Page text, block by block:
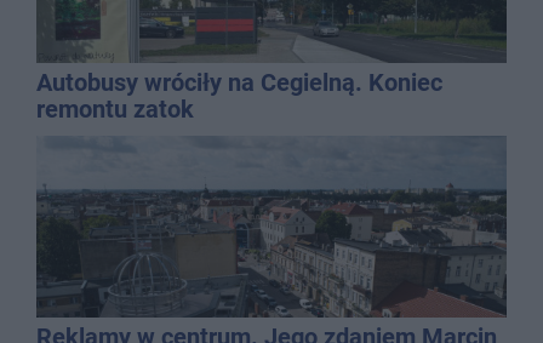
Autobusy wróciły na Cegielną. Koniec
remontu zatok
Reklamy w centrum. Jego zdaniem Marcin